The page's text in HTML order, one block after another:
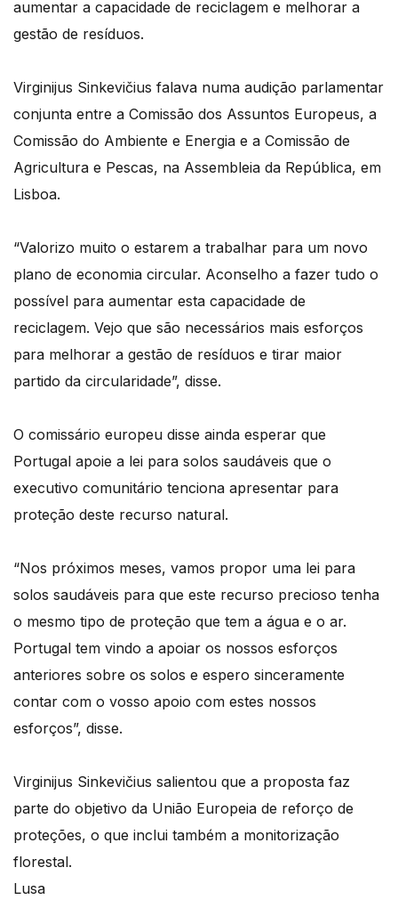
aumentar a capacidade de reciclagem e melhorar a
gestão de resíduos.
Virginijus Sinkevičius falava numa audição parlamentar
conjunta entre a Comissão dos Assuntos Europeus, a
Comissão do Ambiente e Energia e a Comissão de
Agricultura e Pescas, na Assembleia da República, em
Lisboa.
“Valorizo muito o estarem a trabalhar para um novo
plano de economia circular. Aconselho a fazer tudo o
possível para aumentar esta capacidade de
reciclagem. Vejo que são necessários mais esforços
para melhorar a gestão de resíduos e tirar maior
partido da circularidade”, disse.
O comissário europeu disse ainda esperar que
Portugal apoie a lei para solos saudáveis que o
executivo comunitário tenciona apresentar para
proteção deste recurso natural.
“Nos próximos meses, vamos propor uma lei para
solos saudáveis para que este recurso precioso tenha
o mesmo tipo de proteção que tem a água e o ar.
Portugal tem vindo a apoiar os nossos esforços
anteriores sobre os solos e espero sinceramente
contar com o vosso apoio com estes nossos
esforços”, disse.
Virginijus Sinkevičius salientou que a proposta faz
parte do objetivo da União Europeia de reforço de
proteções, o que inclui também a monitorização
florestal.
Lusa